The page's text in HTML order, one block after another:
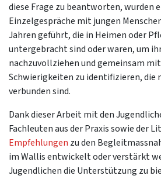
diese Frage zu beantworten, wurden
Einzelgespräche mit jungen
Jahren geführt, die in Heimen oder
untergebracht sind oder waren, um
nachzuvollziehen und gemeinsam
Schwierigkeiten zu identifizieren, die
verbunden sind.
Dank dieser Arbeit mit den
Fachleuten aus der Praxis sowie der
Empfehlungen zu den
im Wallis entwickelt oder verstärkt
Jugendlichen die Unterstützung zu